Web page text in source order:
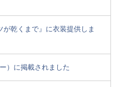
乾くまで』に衣装提供しま
）に掲載されました